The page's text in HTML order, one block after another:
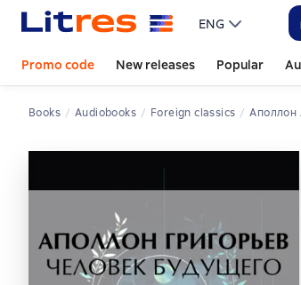
ENG
Promo code New releases Popular
Books Audiobooks Foreign classics Аполлон